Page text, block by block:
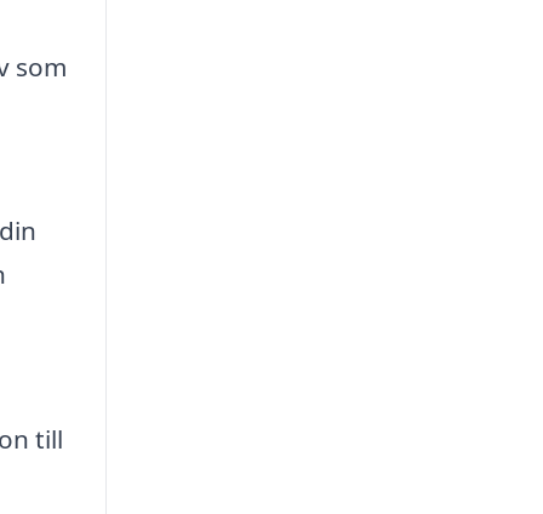
som
till